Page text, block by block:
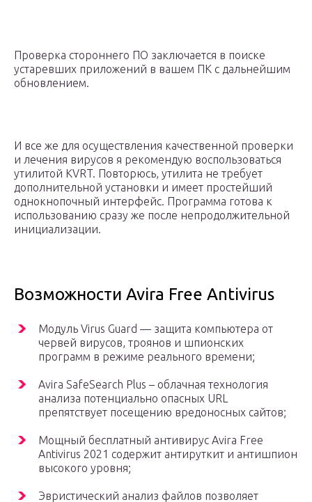
Проверка стороннего ПО заключается в поиске
устаревших приложений в вашем ПК с дальнейшим
обновлением.
И все же для осуществления качественной проверки
и лечения вирусов я рекомендую воспользоваться
утилитой KVRT. Повторюсь, утилита не требует
дополнительной установки и имеет простейший
однокнопочный интерфейс. Программа готова к
использованию сразу же после непродолжительной
инициализации.
Возможности Avira Free Antivirus
Модуль Virus Guard — защита компьютера от
червей вирусов, троянов и шпионских
программ в режиме реального времени;
Avira SafeSearch Plus – облачная технология
анализа потенциально опасных URL
препятствует посещению вредоносных сайтов;
Мощный бесплатный антивирус Avira Free
Antivirus 2021 содержит антируткит и антишпион
высокого уровня;
Эвристический анализ файлов позволяет